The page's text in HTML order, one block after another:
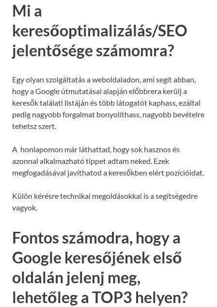
Mi a
keresőoptimalizálás/SEO
jelentősége számomra?
Egy olyan szolgáltatás a weboldaladon, ami segít abban,
hogy a Google útmutatásai alapján előbbrera kerülj a
keresők találati listáján és több látogatót kaphass, ezáltal
pedig nagyobb forgalmat bonyolíthass, nagyobb bevételre
tehetsz szert.
A honlapomon már láthattad, hogy sok hasznos és
azonnal alkalmazható tippet adtam neked. Ezek
megfogadásával javíthatod a keresőkben elért pozícióidat.
Külön kérésre technikai megoldásokkal is a segítségedre
vagyok.
Fontos számodra, hogy a
Google keresőjének első
oldalán jelenj meg,
lehetőleg a TOP3 helyen?